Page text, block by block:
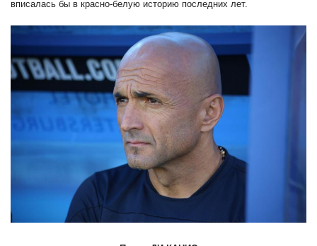
вписалась бы в красно-белую историю последних лет.